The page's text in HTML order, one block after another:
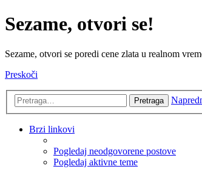
Sezame, otvori se!
Sezame, otvori se poredi cene zlata u realnom
Preskoči
Pretraga
Brzi linkovi
Pogledaj neodgovorene postove
Pogledaj aktivne teme